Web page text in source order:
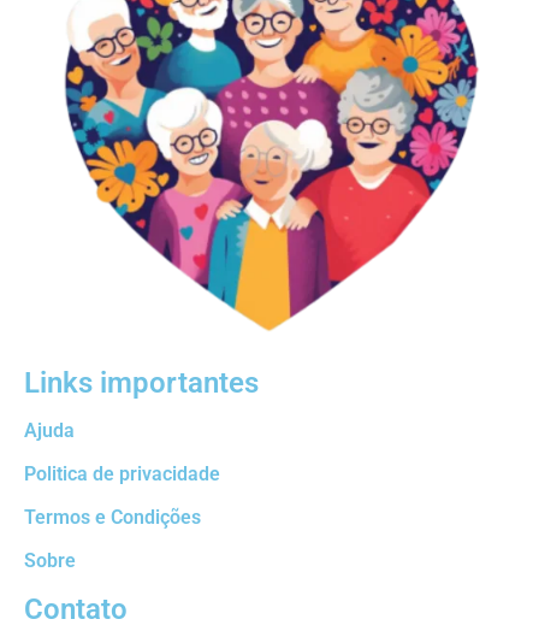
Links importantes
Ajuda
Politica de privacidade
Termos e Condições
Sobre
Contato